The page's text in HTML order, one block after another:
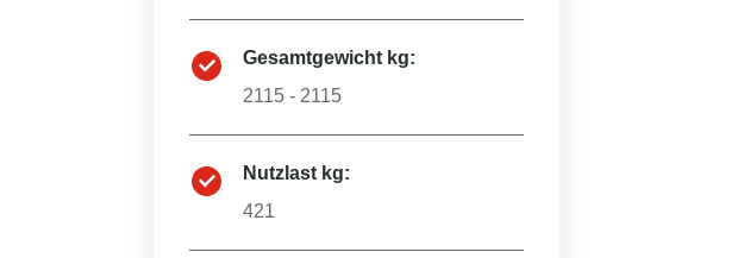
Gesamtgewicht kg:
2115 - 2115
Nutzlast kg:
421